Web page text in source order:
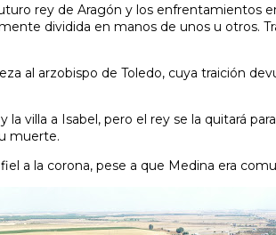
rey de Aragón y los enfrentamientos
dividida en manos de unos u otros.
al arzobispo de Toledo, cuya traición
villa a Isabel, pero el rey se la quitará
muerte.
a la corona, pese a que Medina era